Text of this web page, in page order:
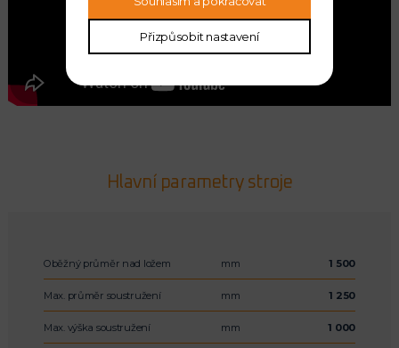
Hlavní parametry stroje
Oběžný průměr nad ložem mm 1 500
Max. průměr soustružení mm 1 250
Max. výška soustružení mm 1 000
Přizpůsobit nastavení